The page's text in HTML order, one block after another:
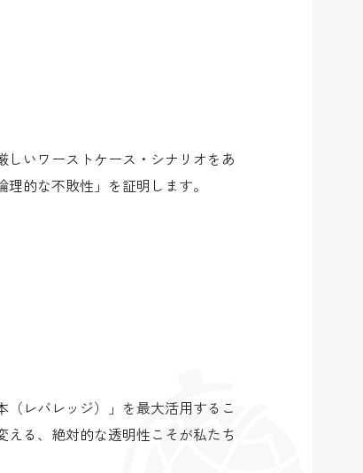
いワーストケース・シナリオをあ
的な不敗性」を証明します。
レバレッジ）」を最大活用するこ
る、絶対的な透明性こそが私たち